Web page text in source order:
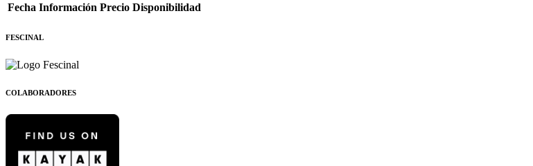
Fecha Información Precio Disponibilidad
FESCINAL
COLABORADORES